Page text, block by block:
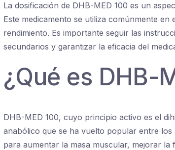
La dosificación de DHB-MED 100 es un
Este medicamento se utiliza comúnmente
rendimiento. Es importante seguir las
secundarios y garantizar la eficacia del
¿Qué es DHB-
DHB-MED 100, cuyo principio activo es el
anabólico que se ha vuelto popular entre
para aumentar la masa muscular, mejorar